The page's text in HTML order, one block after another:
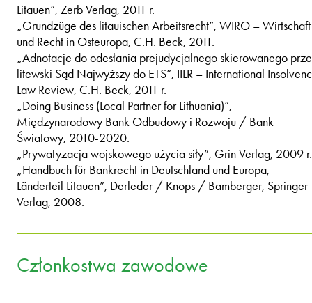
Litauen”, Zerb Verlag, 2011 r.
„Grundzüge des litauischen Arbeitsrecht”, WIRO – Wirtschaft
und Recht in Osteuropa, C.H. Beck, 2011.
„Adnotacje do odesłania prejudycjalnego skierowanego
litewski Sąd Najwyższy do ETS”, IILR – International
Law Review, C.H. Beck, 2011 r.
„Doing Business (Local Partner for Lithuania)”,
Międzynarodowy Bank Odbudowy i Rozwoju / Bank
Światowy, 2010-2020.
„Prywatyzacja wojskowego użycia siły”, Grin Verlag, 2009 r.
„Handbuch für Bankrecht in Deutschland und Europa,
Länderteil Litauen”, Derleder / Knops / Bamberger, Springer
Verlag, 2008.
Członkostwa zawodowe